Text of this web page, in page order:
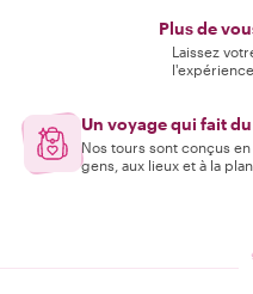
Plus de
Laissez
Un voyage qui fait
Nos tours sont conçus
gens, aux lieux et à la